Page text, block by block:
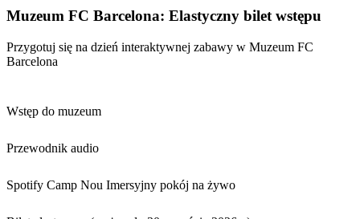
Muzeum FC Barcelona: Elastyczny bilet wstępu
Przygotuj się na dzień interaktywnej zabawy w Muzeum FC
Barcelona
Wstęp do muzeum
Przewodnik audio
Spotify Camp Nou Imersyjny pokój na żywo